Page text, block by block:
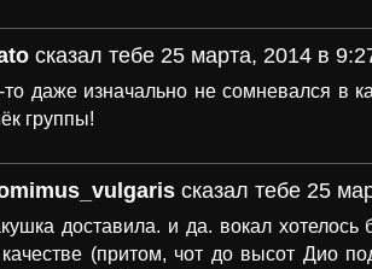
сказал тебе 25 марта, 2014 в
то даже изначально не сомневался в
группы!
сказал тебе 25
доставила. и да. вокал
(притом, чот до высот Дио